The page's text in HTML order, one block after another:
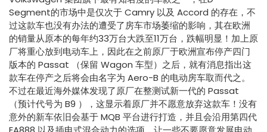
Segment的市场中是仅次于 Camry 以及 Accord 的存在，不
过这款车也没有办法的遭受了房车市场萎缩的影响，其在欧洲
的销量从原本的每年约33万台大跌至11万台，跌幅明显！加上原
厂将重心放到电动车上，因此在之前原厂于欧洲宣布停产四门
版本的 Passat （保留 Wagon 车型）之后，就有消息指出这
款车在停产之后将会由名字为 Aero-B 的电动房车取而代之。
不过在最近海外媒体发现了原厂在整测试新一代的 Passat
（预计代号为 B9 ），这显示着原厂并不愿意放弃这款车！没有
意外的新车依旧会基于 MQB 平台进行打造，并且会沿用第四代